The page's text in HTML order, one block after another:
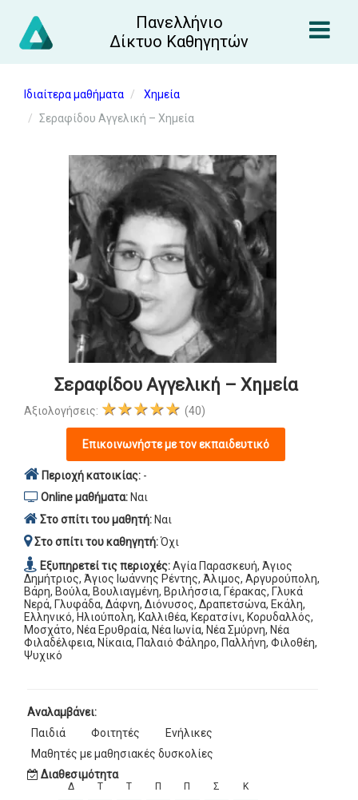
Πανελλήνιο
Δίκτυο Καθηγητών
Ιδιαίτερα μαθήματα
Χημεία
Σεραφίδου Αγγελική – Χημεία
Σεραφίδου Αγγελική – Χημεία
Αξιολογήσεις: ★★★★★ (40)
Επικοινωνήστε με τον εκπαιδευτικό
Περιοχή κατοικίας: -
Online μαθήματα: Ναι
Στο σπίτι του μαθητή: Ναι
Στο σπίτι του καθηγητή:Όχι
Εξυπηρετεί τις περιοχές:Αγία Παρασκευή, Άγιος
Δημήτριος, Άγιος Ιωάννης Ρέντης, Άλιμος, Αργυρούπολη,
Βάρη, Βούλα, Βουλιαγμένη, Βριλήσσια, Γέρακας, Γλυκά
Νερά, Γλυφάδα, Δάφνη, Διόνυσος, Δραπετσώνα, Εκάλη,
Ελληνικό, Ηλιούπολη, Καλλιθέα, Κερατσίνι, Κορυδαλλός,
Μοσχάτο, Νέα Ερυθραία, Νέα Ιωνία, Νέα Σμύρνη, Νέα
Φιλαδέλφεια, Νίκαια, Παλαιό Φάληρο, Παλλήνη, Φιλοθέη,
Ψυχικό
Αναλαμβάνει:
Παιδιά
Φοιτητές
Ενήλικες
Μαθητές με μαθησιακές δυσκολίες
Διαθεσιμότητα
Δ Τ Τ Π Π Σ Κ